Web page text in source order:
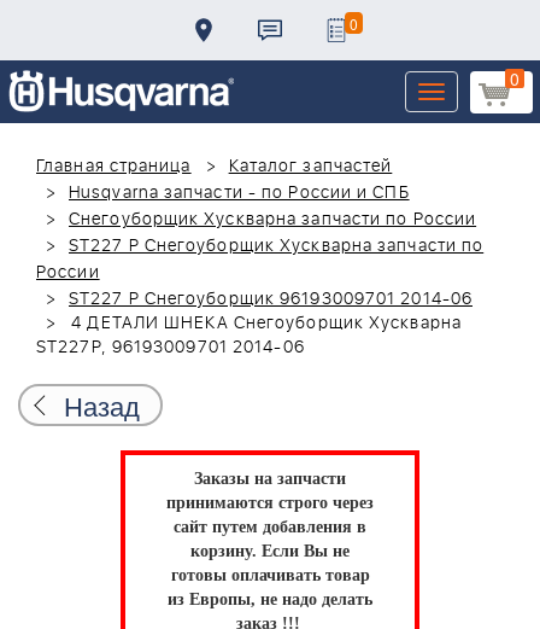
0
0
Toggle
navigation
Главная страница
Каталог запчастей
Husqvarna запчасти - по России и СПБ
Снегоуборщик Хускварна запчасти по России
ST227 P Снегоуборщик Хускварна запчасти по
России
ST227 P Снегоуборщик 96193009701 2014-06
4 ДЕТАЛИ ШНЕКА Снегоуборщик Хускварна
ST227P, 96193009701 2014-06
Назад
Заказы на запчасти
принимаются строго через
сайт путем добавления в
корзину. Если Вы не
готовы оплачивать товар
из Европы, не надо делать
заказ !!!